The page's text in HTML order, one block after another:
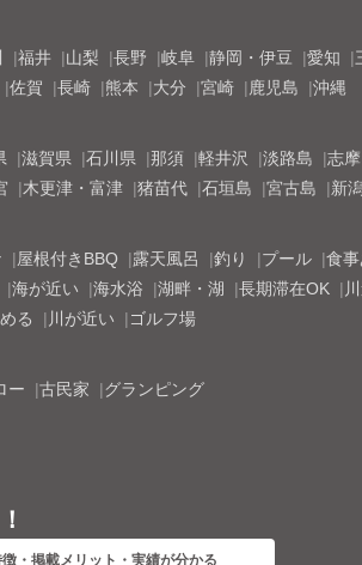
福井 山梨 長野 岐阜 静岡・伊豆 愛知
佐賀 長崎 熊本 大分 宮崎 鹿児島
沖縄
滋賀県 石川県 那須 軽井沢 淡路島 志摩
木更津・富津 猪苗代 石垣島 宮古島 新
屋根付きBBQ 露天風呂 釣り プール 食事
海が近い 海水浴 湖畔・湖 長期滞在OK
る 川が近い
ゴルフ場
ー 古民家 グランピング
・掲載メリット・実績が分かる